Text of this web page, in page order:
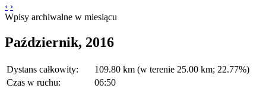
‹ ›
Wpisy archiwalne w miesiącu
Październik, 2016
Dystans całkowity:
109.80 km (w terenie 25.00 km; 22.77%)
Czas w ruchu:
06:50